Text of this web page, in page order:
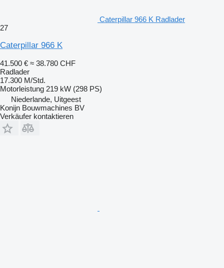
Caterpillar 966 K Radlader
27
Caterpillar 966 K
41.500 € ≈ 38.780 CHF
Radlader
17.300 M/Std.
Motorleistung 219 kW (298 PS)
Niederlande, Uitgeest
Konijn Bouwmachines BV
Verkäufer kontaktieren